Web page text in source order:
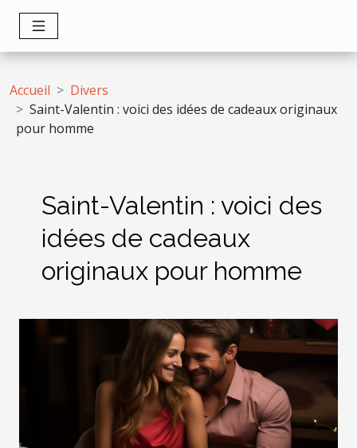
Accueil
Divers
Saint-Valentin : voici des idées de cadeaux originaux
pour homme
Saint-Valentin : voici des
idées de cadeaux
originaux pour homme